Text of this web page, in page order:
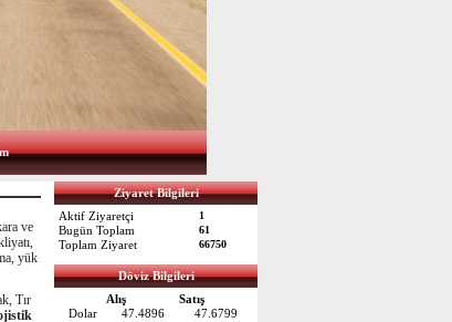
ve
yük
Tır
Ziyaret Bilgileri
Aktif Ziyaretçi
1
Bugün Toplam 61
Toplam Ziyaret 66750
Döviz Bilgileri
Alış
Satış
Dolar
47.4896
47.6799